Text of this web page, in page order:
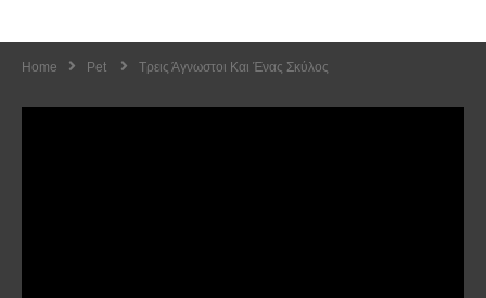
Home Pet Τρεις Άγνωστοι Και Ένας Σκύλος